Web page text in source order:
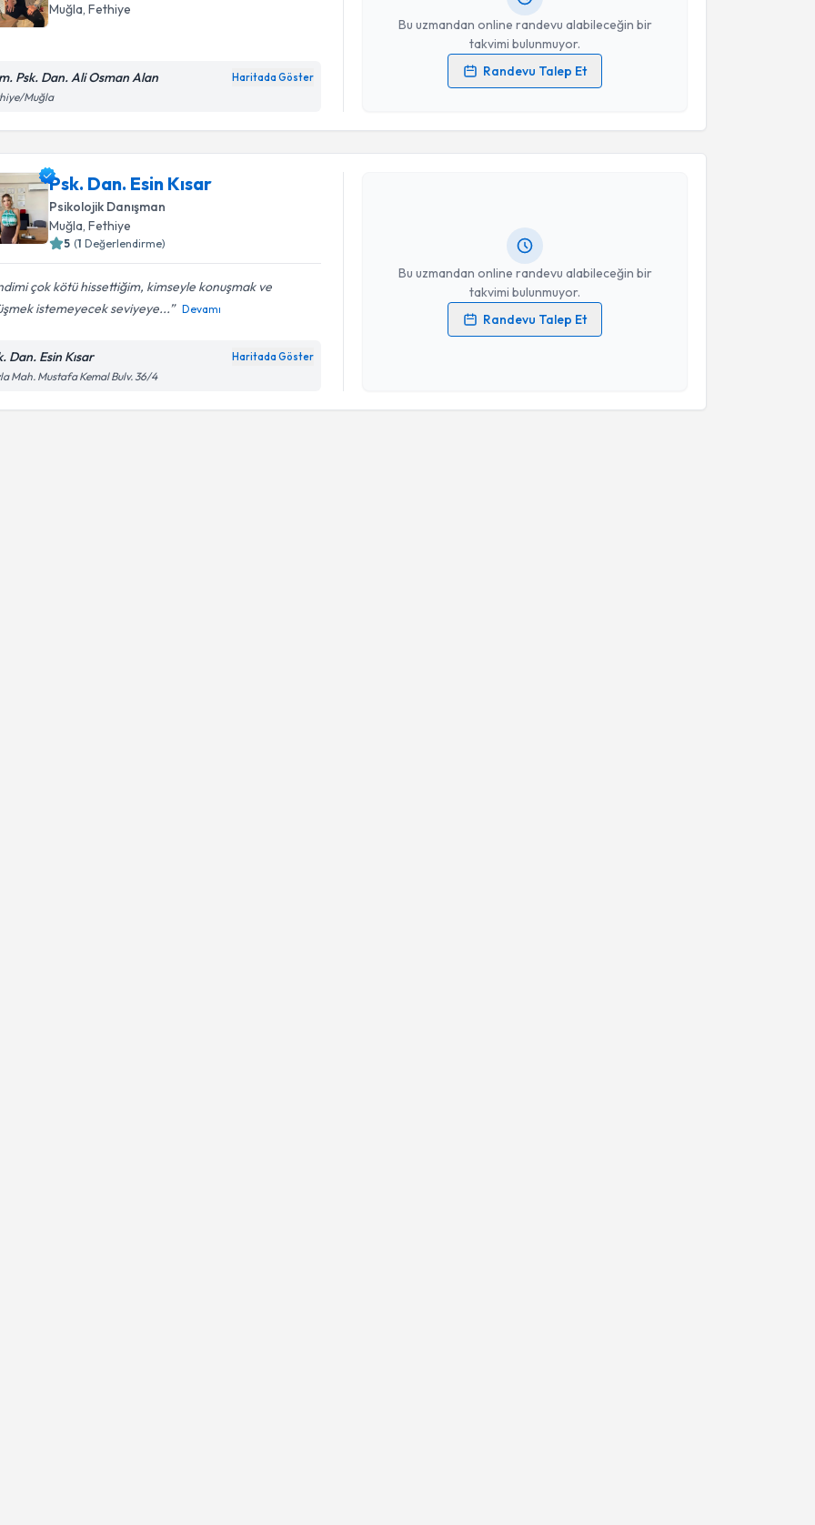
Muğla, Fethiye
Psk. Dan. Ali Osman Alan Haritada Göster
Muğla
Bu uzmandan online randevu alabileceğin bir
takvimi bulunmuyor.
Randevu Talep Et
Kişisel verilerimin işlenmesine ilişkinAydınlatma Metni
işlenmesini kabul ediyorum.
Psk. Dan. Esin Kısar
Psikolojik Danışman
Muğla, Fethiye
5 (1 Değerlendirme)
çok kötü hissettiğim, kimseyle konuşmak ve
istemeyecek seviyeye...
Devamı
Dan. Esin Kısar Haritada Göster
Mah. Mustafa Kemal Bulv. 36/4
Bu uzmandan online randevu alabileceğin bir
takvimi bulunmuyor.
Randevu Talep Et
Randevu Takvimi Talebi
Psk. Dan. Esin Kısar
Kişisel verilerimin işlenmesine ilişkinAydınlatma Metni